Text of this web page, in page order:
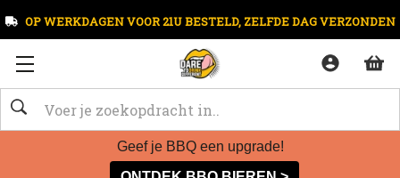
OP WERKDAGEN VOOR 21U BESTELD, ZELFDE DAG VERZONDEN
Zoeken
Geef je BBQ een upgrade!